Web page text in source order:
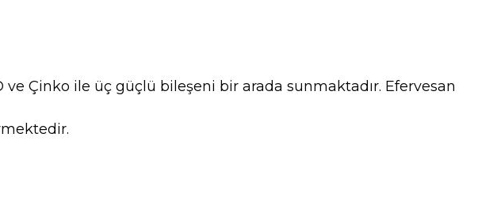
Çinko ile üç güçlü bileşeni bir arada sunmaktadır. Efervesan